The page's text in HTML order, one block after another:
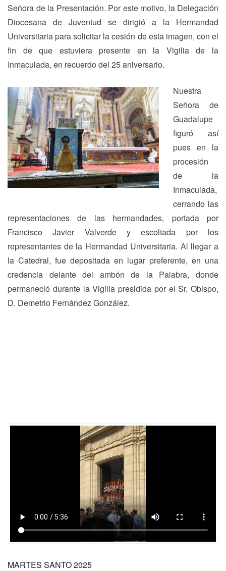
Señora de la Presentación. Por este motivo, la Delegación
Diocesana de Juventud se dirigió a la Hermandad
Universitaria para solicitar la cesión de esta imagen, con el
fin de que estuviera presente en la Vigilia de la
Inmaculada, en recuerdo del 25 aniversario.
Nuestra
Señora de
Guadalupe
figuró así
pues en la
procesión
de la
Inmaculada,
cerrando las
representaciones de las hermandades, portada por
Francisco Javier Valverde y escoltada por los
representantes de la Hermandad Universitaria. Al llegar a
la Catedral, fue depositada en lugar preferente, en una
credencia delante del ambón de la Palabra, donde
permaneció durante la Vigilia presidida por el Sr. Obispo,
D. Demetrio Fernández González.
MARTES SANTO 2025